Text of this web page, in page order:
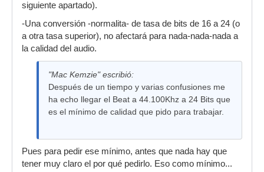
siguiente apartado).
-Una conversión -normalita- de tasa de bits de 16 a 24 (o
a otra tasa superior), no afectará para nada-nada-nada a
la calidad del audio.
"Mac Kemzie" escribió:
Después de un tiempo y varias confusiones me
ha echo llegar el Beat a 44.100Khz a 24 Bits que
es el mínimo de calidad que pido para trabajar.
Pues para pedir ese mínimo, antes que nada hay que
tener muy claro el por qué pedirlo. Eso como mínimo...